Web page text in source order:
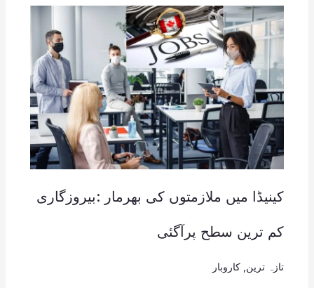
کینیڈا میں ملازمتوں کی بھرمار :بیروزگاری
کم ترین سطح پرآگئی
تازہ ترین کاروبار